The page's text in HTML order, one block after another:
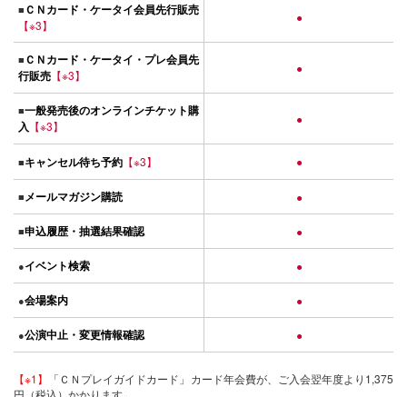
■ＣＮカード・ケータイ会員先行販売
【※3】
●
■ＣＮカード・ケータイ・プレ会員先
行販売 【※3】 ●
■一般発売後のオンラインチケット購
入 【※3】 ●
■キャンセル待ち予約 【※3】 ●
■メールマガジン購読 ●
■申込履歴・抽選結果確認 ●
●イベント検索 ●
●会場案内 ●
●公演中止・変更情報確認 ●
【※1】
「ＣＮプレイガイドカード」カード年会費が、ご入会翌年度より1,375